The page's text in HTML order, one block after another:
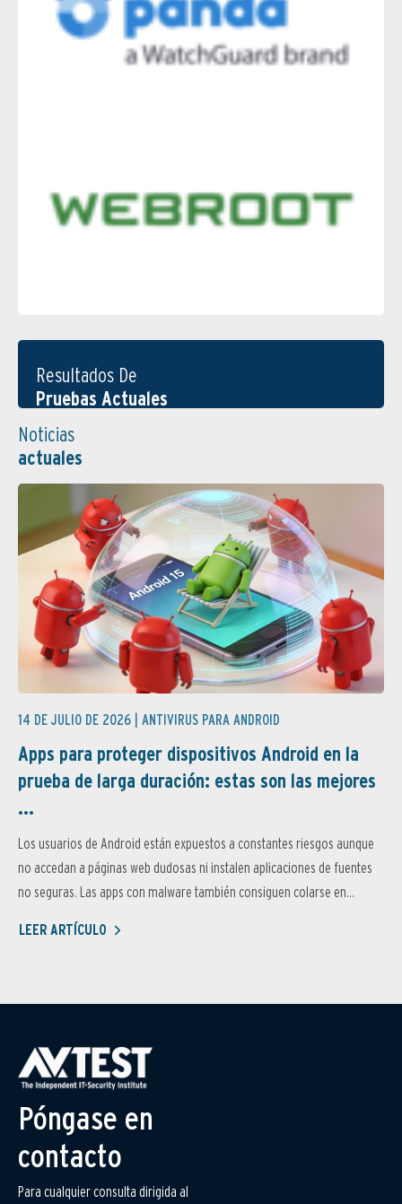
Resultados De
Pruebas Actuales
Noticias
actuales
14 DE JULIO DE 2026 | ANTIVIRUS PARA ANDROID
Apps para proteger dispositivos Android en la
prueba de larga duración: estas son las mejores
...
Los usuarios de Android están expuestos a constantes riesgos aunque
no accedan a páginas web dudosas ni instalen aplicaciones de fuentes
no seguras. Las apps con malware también consiguen colarse en...
LEER ARTÍCULO
Póngase en
contacto
Para cualquier consulta dirigida al